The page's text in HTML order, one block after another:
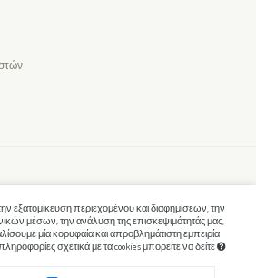
εξατομίκευση περιεχομένου και διαφημίσεων, την
μέσων, την ανάλυση της επισκεψιμότητάς μας,
μία κορυφαία και απροβλημάτιστη εμπειρία
σχετικά με τα cookies μπορείτε να δείτε